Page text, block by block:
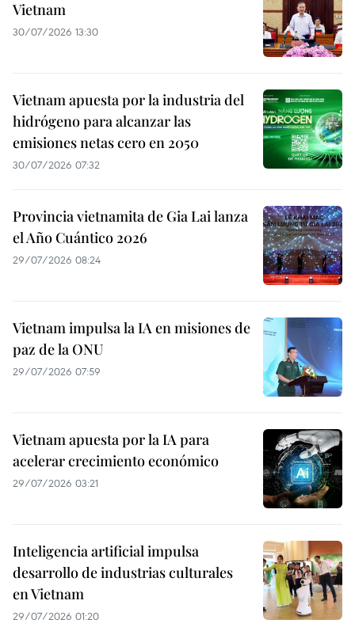
Vietnam
30/07/2026 13:30
Vietnam apuesta por la industria del
hidrógeno para alcanzar las
emisiones netas cero en 2050
30/07/2026 07:32
Provincia vietnamita de Gia Lai lanza
el Año Cuántico 2026
29/07/2026 08:24
Vietnam impulsa la IA en misiones de
paz de la ONU
29/07/2026 07:59
Vietnam apuesta por la IA para
acelerar crecimiento económico
29/07/2026 03:21
Inteligencia artificial impulsa
desarrollo de industrias culturales
en Vietnam
29/07/2026 01:20